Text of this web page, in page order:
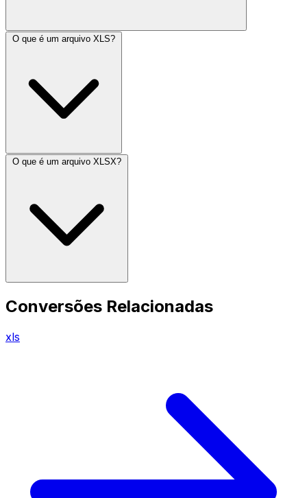
O que é um arquivo XLS?
O que é um arquivo XLSX?
Conversões Relacionadas
xls